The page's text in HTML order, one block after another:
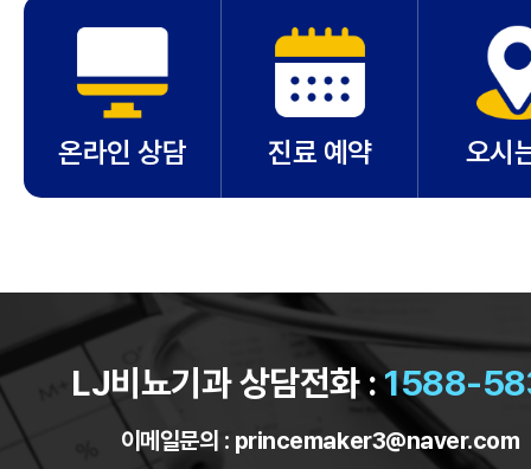
온라인 상담 진료 예약 오시
LJ비뇨기과 상담전화 :1588-
이메일문의 : princemaker3@naver.com